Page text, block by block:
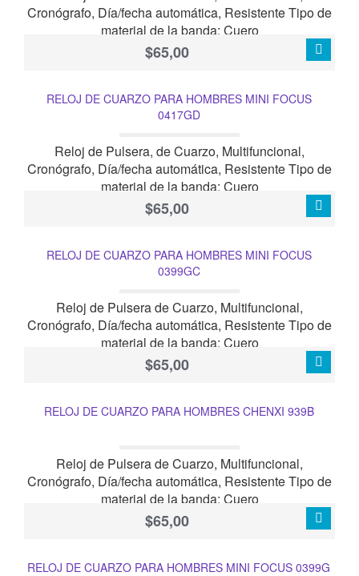
Cronógrafo, Día/fecha automática, Resistente Tipo de
material de la banda: Cuero
$65,00
RELOJ DE CUARZO PARA HOMBRES MINI FOCUS
0417GD
Reloj de Pulsera, de Cuarzo, Multifuncional,
Cronógrafo, Día/fecha automática, Resistente Tipo de
material de la banda: Cuero
$65,00
RELOJ DE CUARZO PARA HOMBRES MINI FOCUS
0399GC
Reloj de Pulsera de Cuarzo, Multifuncional,
Cronógrafo, Día/fecha automática, Resistente Tipo de
material de la banda: Cuero
$65,00
RELOJ DE CUARZO PARA HOMBRES CHENXI 939B
Reloj de Pulsera de Cuarzo, Multifuncional,
Cronógrafo, Día/fecha automática, Resistente Tipo de
material de la banda: Cuero
$65,00
RELOJ DE CUARZO PARA HOMBRES MINI FOCUS 0399G